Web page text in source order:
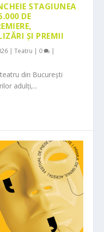
STAGIUNEA
DE
ȘI PREMII
|Teatru | 0 |
din București
adulți,...